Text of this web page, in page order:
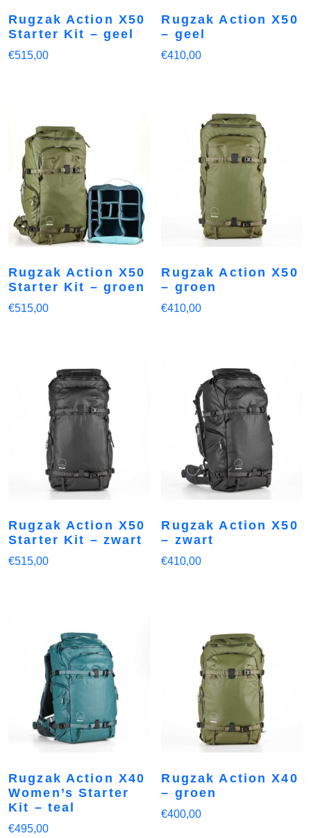
Rugzak Action X50
Starter Kit – geel
€515,00
Rugzak Action X50
– geel
€410,00
Rugzak Action X50
Starter Kit – groen
€515,00
Rugzak Action X50
– groen
€410,00
Rugzak Action X50
Starter Kit – zwart
€515,00
Rugzak Action X50
– zwart
€410,00
Rugzak Action X40
Women’s Starter
Kit – teal
€495,00
Rugzak Action X40
– groen
€400,00